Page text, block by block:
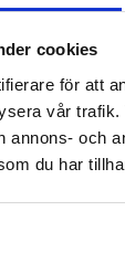
cookies
för att
vår
annons- och
du har
Toffee
36.90 kr
Køb